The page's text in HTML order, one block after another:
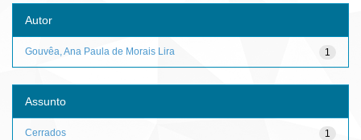
Autor
1
Gouvêa, Ana Paula de Morais Lira
Assunto
1
Cerrados